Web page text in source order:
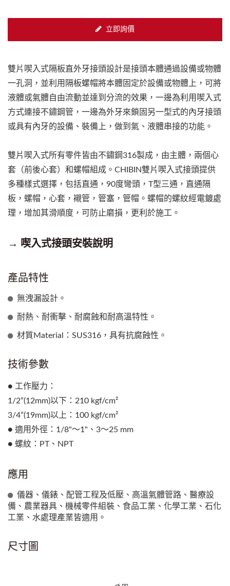
立即詢價
雙片喫入式隔板直外牙接頭設計是接頭本體通過設備或物體
一孔洞，並利用隔板螺帽將本體固定於設備或物體上，可將
液體或氣體自由流動並達到分流的效果，一邊為利用喫入式
方式連接不鏽鋼管，一邊為外牙來鎖固另一型式的內牙接頭
或具有內牙的設備、裝備上，做到氣、液體串接的功能。
雙片喫入式所有零件皆由不鏽鋼316製成，由主體，兩個心
套（前後心套）和螺帽組成。CHIBIN雙片喫入式接頭提供
多種樣式選擇，包括直通，90度彎頭，T型三通，直通隔
板，螺帽，心套，襯管，管塞，管帽。螺帽的螺紋經電鍍處
理，增加其滑順度，可防止磨損，更利於施工。
→ 喫入式接頭安裝說明
產品特性
無洩漏設計。
耐熱、耐衝擊、耐腐蝕和耐高溫特性。
材質Material：SUS316，具有抗腐蝕性。
技術參數
● 工作壓力：
1/2”(12mm)以下：210 kgf/cm²
3/4”(19mm)以上：100 kgf/cm²
● 適用外徑：1/8"～1"、3～25 mm
● 螺紋：PT、NPT
應用
儀器、儀錶、配管工程及低壓、高溫氣體管路、醫療設
備、農業器具、機械零件組裝、食品工業、化學工業、石化
工業、水處理產業皆適用。
尺寸圖